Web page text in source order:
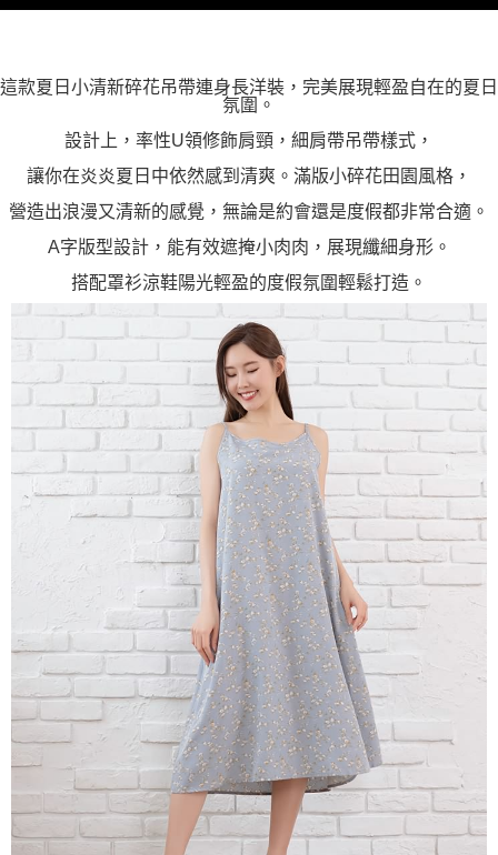
這款夏日小清新碎花吊帶連身長洋裝，完美展現輕盈自在的夏日
氛圍。
設計上，率性U領修飾肩頸，細肩帶吊帶樣式，
讓你在炎炎夏日中依然感到清爽。滿版小碎花田園風格，
營造出浪漫又清新的感覺，無論是約會還是度假都非常合適。
A字版型設計，能有效遮掩小肉肉，展現纖細身形。
搭配罩衫涼鞋陽光輕盈的度假氛圍輕鬆打造。